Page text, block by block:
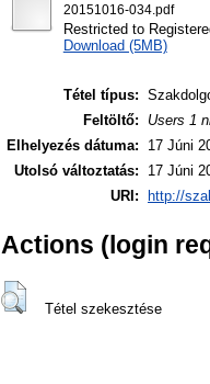
20151016-034.pdf
Restricted to
Download (5MB)
Tétel típus:
Feltöltő:
Users 1
Elhelyezés dátuma:
17 Júni
Utolsó változtatás:
17 Júni
URI:
http://
Actions (login
Tétel szekesztése